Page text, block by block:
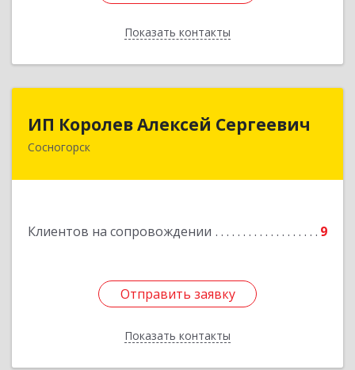
Показать контакты
Назад
ИП Королев Алексей Сергеевич
Сосногорск
Клиентов на сопровождении 9
Отправить заявку
Показать контакты
ИП Королев Алексей Сергеевич
169500, Коми Респ, Сосногорск г, Советская ул,
Отправить заявку
Назад